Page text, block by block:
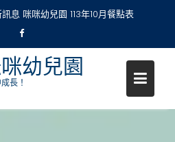
息 咪咪幼兒園 113年10月餐點表
幼兒園
長！